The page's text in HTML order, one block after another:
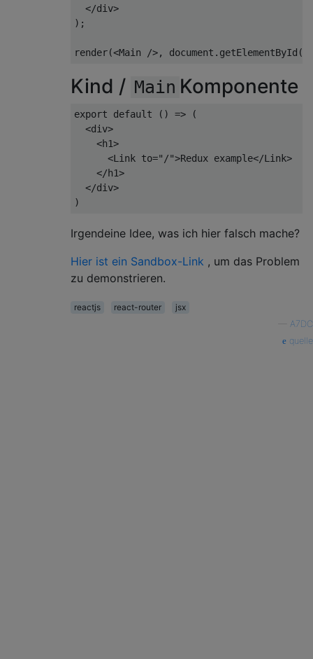
</div>
);
render(<Main />, document .getElementById(
Kind / Main Komponente
export default () => (
<div>
<h1>
<Link to="/">Redux example</Link>
</h1>
</div>
Irgendeine Idee, was ich hier falsch mache?
Hier ist ein Sandbox-Link , um das Problem
zu demonstrieren.
reactjs react-router
jsx
A7DC
quelle